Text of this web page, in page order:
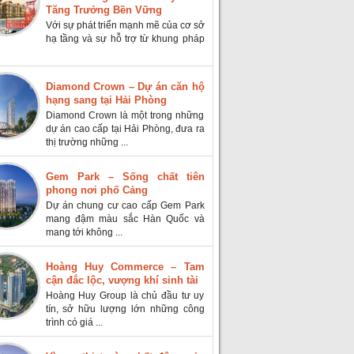
Tăng Trưởng Bền Vững
Với sự phát triển mạnh mẽ của cơ sở
hạ tầng và sự hỗ trợ từ khung pháp
Diamond Crown – Dự án căn hộ
hạng sang tại Hải Phòng
Diamond Crown là một trong những
dự án cao cấp tại Hải Phòng, đưa ra
thị trường những ...
Gem Park – Sống chất tiên
phong nơi phố Cảng
Dự án chung cư cao cấp Gem Park
mang đậm màu sắc Hàn Quốc và
mang tới không ...
Hoàng Huy Commerce – Tam
cận đắc lộc, vượng khí sinh tài
Hoàng Huy Group là chủ đầu tư uy
tín, sở hữu lượng lớn những công
trình có giá ...